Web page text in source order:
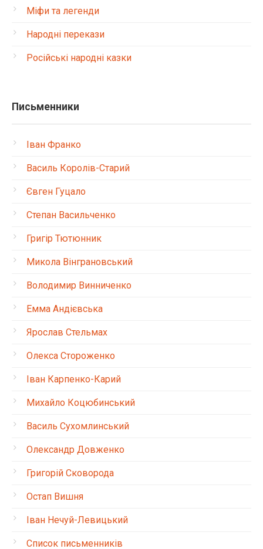
Міфи та легенди
Народні перекази
Російські народні казки
Письменники
Іван Франко
Василь Королів-Старий
Євген Гуцало
Степан Васильченко
Григір Тютюнник
Микола Вінграновський
Володимир Винниченко
Емма Андієвська
Ярослав Стельмах
Олекса Стороженко
Іван Карпенко-Карий
Михайло Коцюбинський
Василь Сухомлинський
Олександр Довженко
Григорій Сковорода
Остап Вишня
Іван Нечуй-Левицький
Список письменників